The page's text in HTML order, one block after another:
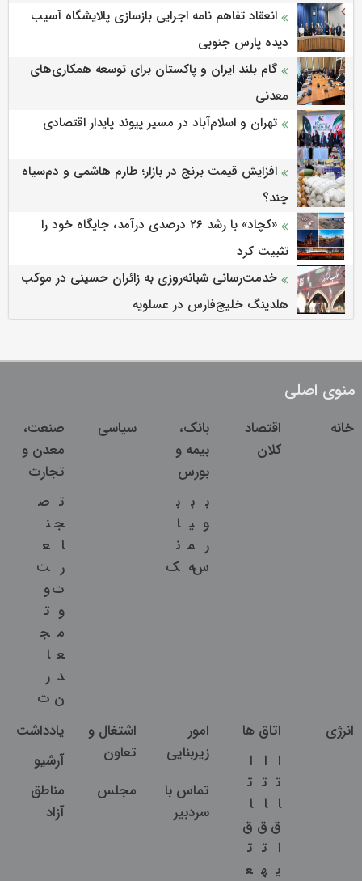
انعقاد تفاهم نامه اجرایی بازسازی پالایشگاه آسیب
دیده پارس جنوبی
گام بلند ایران و پاکستان برای توسعه همکاری‌های
معدنی
تهران و اسلام‌آباد در مسیر پیوند پایدار اقتصادی
افزایش قیمت برنج در بازار؛ طارم هاشمی و دم‌سیاه
چند؟
«کچاد» با رشد ۲۶ درصدی درآمد، جایگاه خود را
تثبیت کرد
خدمت‌رسانی شبانه‌روزی به زائران حسینی در موکب
هلدینگ خلیج‌فارس در عسلویه
منوی اصلی
خانه
اقتصاد
کلان
بانک،
بیمه و
بورس
ب
و
ر
س
ب
ی
م
ه
ب
ا
ن
ک
سیاسی
صنعت،
معدن و
تجارت
ت
ج
ا
ر
ت
و
م
ع
د
ن
ص
ن
ع
ت
و
ت
ج
ا
ر
ت
انرژی
اتاق ها
ا
ت
ا
ق
ا
ی
ا
ت
ا
ق
ت
ه
ا
ت
ا
ق
ت
ع
امور
زیربنایی
اشتغال و
تعاون
یادداشت
آرشیو
تماس با
سردبیر
مجلس
مناطق
آزاد